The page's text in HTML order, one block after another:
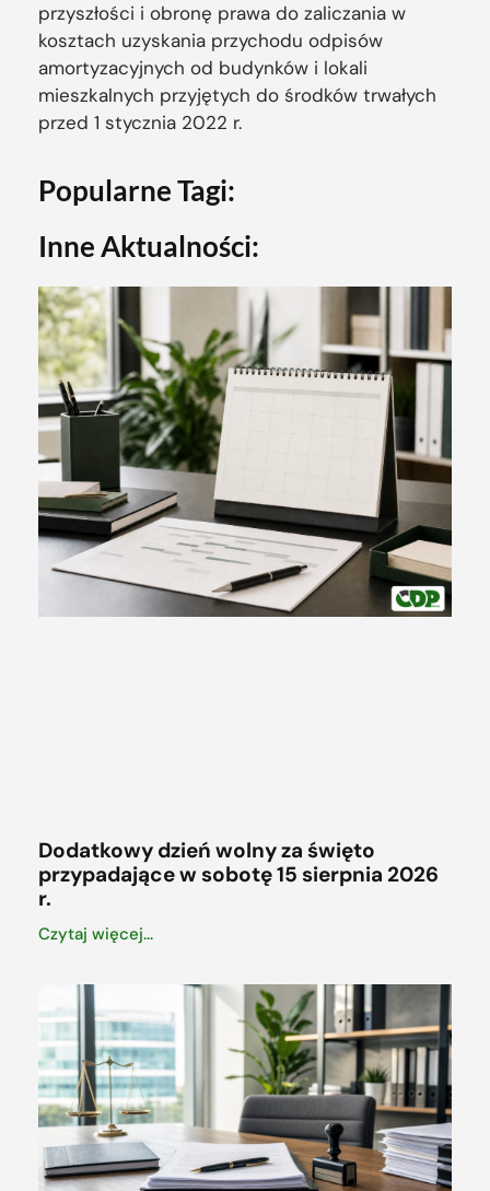
przyszłości i obronę prawa do zaliczania w
kosztach uzyskania przychodu odpisów
amortyzacyjnych od budynków i lokali
mieszkalnych przyjętych do środków trwałych
przed 1 stycznia 2022 r.
Popularne Tagi:
Inne Aktualności:
Dodatkowy dzień wolny za święto
przypadające w sobotę 15 sierpnia 2026
r.
Czytaj więcej...